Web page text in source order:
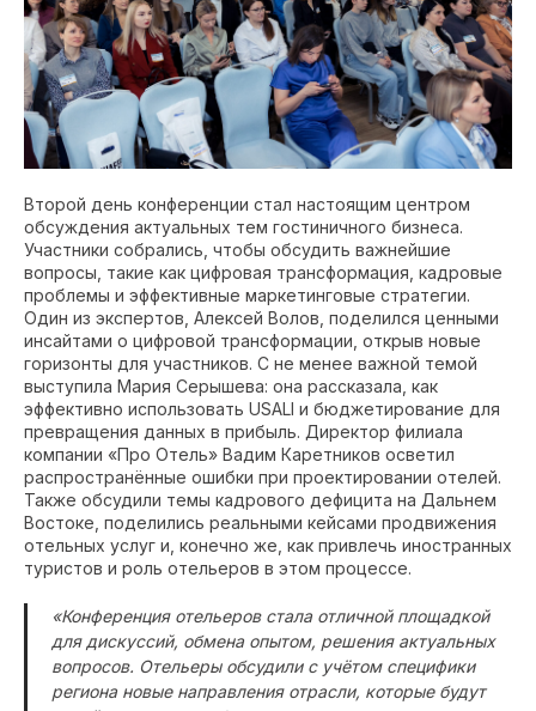
Второй день конференции стал настоящим центром
обсуждения актуальных тем гостиничного бизнеса.
Участники собрались, чтобы обсудить важнейшие
вопросы, такие как цифровая трансформация, кадровые
проблемы и эффективные маркетинговые стратегии.
Один из экспертов, Алексей Волов, поделился ценными
инсайтами о цифровой трансформации, открыв новые
горизонты для участников. С не менее важной темой
выступила Мария Серышева: она рассказала, как
эффективно использовать USALI и бюджетирование для
превращения данных в прибыль. Директор филиала
компании «Про Отель» Вадим Каретников осветил
распространённые ошибки при проектировании отелей.
Также обсудили темы кадрового дефицита на Дальнем
Востоке, поделились реальными кейсами продвижения
отельных услуг и, конечно же, как привлечь иностранных
туристов и роль отельеров в этом процессе.
«Конференция отельеров стала отличной площадкой
для дискуссий, обмена опытом, решения актуальных
вопросов. Отельеры обсудили с учётом специфики
региона новые направления отрасли, которые будут